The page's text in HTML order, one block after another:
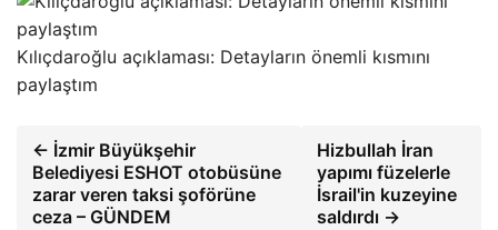
Kılıçdaroğlu açıklaması: Detayların önemli kısmını
paylaştım
← İzmir Büyükşehir
Belediyesi ESHOT otobüsüne
zarar veren taksi şoförüne
ceza – GÜNDEM
Hizbullah İran
yapımı füzelerle
İsrail'in kuzeyine
saldırdı →